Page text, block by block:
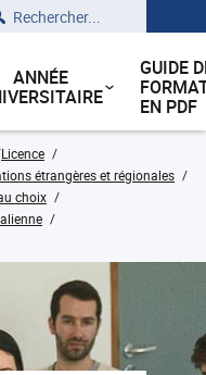
ANNÉE
GUIDE
EN PDF
Licence
étrangères et régionales
choix